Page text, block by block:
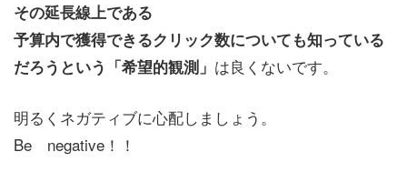
その延長線上である
予算内で獲得できるクリック数についても知っている
だろうという「希望的観測」 は良くないです。
明るくネガティブに心配しましょう。
Be negative！！